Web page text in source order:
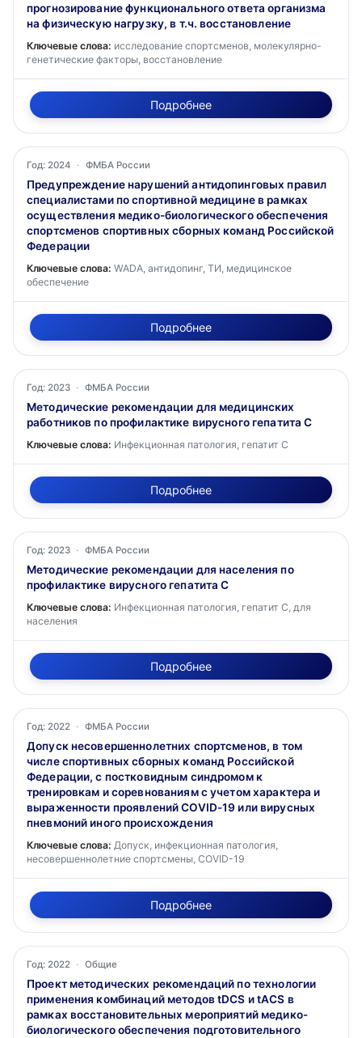
прогнозирование функционального ответа организма
на физическую нагрузку, в т.ч. восстановление
Ключевые слова: исследование спортсменов, молекулярно-
генетические факторы, восстановление
Подробнее
Год: 2024 · ФМБА России
Предупреждение нарушений антидопинговых правил
специалистами по спортивной медицине в рамках
осуществления медико-биологического обеспечения
спортсменов спортивных сборных команд Российской
Федерации
Ключевые слова: WADA, антидопинг, ТИ, медицинское
обеспечение
Подробнее
Год: 2023 · ФМБА России
Методические рекомендации для медицинских
работников по профилактике вирусного гепатита С
Ключевые слова: Инфекционная патология, гепатит С
Подробнее
Год: 2023 · ФМБА России
Методические рекомендации для населения по
профилактике вирусного гепатита С
Ключевые слова: Инфекционная патология, гепатит С, для
населения
Подробнее
Год: 2022 · ФМБА России
Допуск несовершеннолетних спортсменов, в том
числе спортивных сборных команд Российской
Федерации, с постковидным синдромом к
тренировкам и соревнованиям с учетом характера и
выраженности проявлений COVID-19 или вирусных
пневмоний иного происхождения
Ключевые слова: Допуск, инфекционная патология,
несовершеннолетние спортсмены, COVID-19
Подробнее
Год: 2022 · Общие
Проект методических рекомендаций по технологии
применения комбинаций методов tDCS и tACS в
рамках восстановительных мероприятий медико-
биологического обеспечения подготовительного